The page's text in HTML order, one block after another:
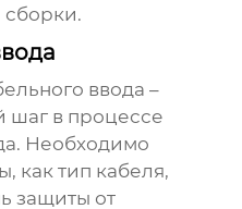
ввода –
в процессе
. Необходимо
как тип кабеля,
защиты от